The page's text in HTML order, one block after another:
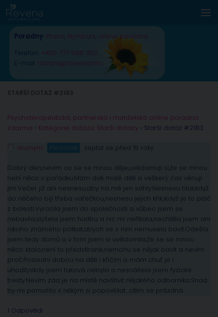
Skip to content
Poradny Praha Nymburk online poradna
Telefon: +420 777 588 352
E-mail: radana@rovena.info
Psychoterapeutická, partnerská i manželská online poradna
zdarma › Kategorie dotazu: Starší dotazy › Starší dotaz #2183
anonym Personál zeptal se před 15 roky
Dobrý den,nevím co se se mnou děje,uvědomuji si,že se mnou
není něco v pořádku.Mám dvě malé děti a veškerý čas věnuji
jim.Večer již ani nesnesu,aby na mě jen sáhly.Nesnesu hluk,když
do něčeho bijí třeba vařečkou,nesnesu jejich křik,ikdyž je to pláč
z bolesti.Vyrazila jsem do společnosti a vůbec jsem se
nebavila,slyšela jsem hudbu a nic mi neříkala,nechtěla jsem ani
nikoho známého potkat,abych se s ním nemusela bavit.Odešla
jsem tedy domů a v tom jsem si uvědomila,že se se mnou
něco stalo,není to předstírané,nemohu se nějak bavit a nevím
proč.Poslední dobou na děti i křičím a mám chuť je i
uhodit,nikdy jsem taková nebyla a nesnášela jsem fyzické
tresty.Nevím zda je na místě navštívit nějakého odborníka.Snad
by mi pomohlo s někým si popovídat…cítím se prázdná.
1 Odpovědi